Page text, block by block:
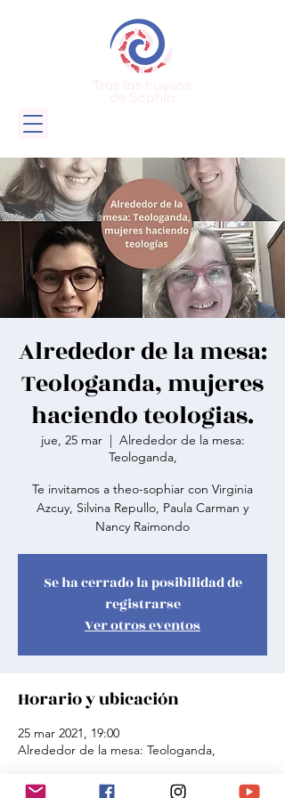
Alrededor de la mesa:
Teologanda, mujeres
haciendo teologias.
jue, 25 mar
  |
Alrededor de la mesa:
Teologanda,
Te invitamos a theo-sophiar con Virginia
Azcuy, Silvina Repullo, Paula Carman y
Nancy Raimondo
Se ha cerrado la posibilidad de
registrarse
Ver otros eventos
Horario y ubicación
25 mar 2021, 19:00
Alrededor de la mesa: Teologanda,